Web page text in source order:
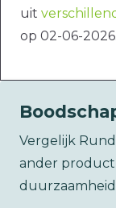
uit
op 02-06-2026.
Vergelijk
ander